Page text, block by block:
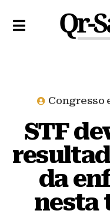
Congresso
STF
da
nesta